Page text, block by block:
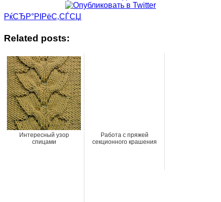
РќСЂР°РІРёС‚СЃСЏ
Related posts:
Интересный узор
спицами
Работа с пряжей
секционного крашения